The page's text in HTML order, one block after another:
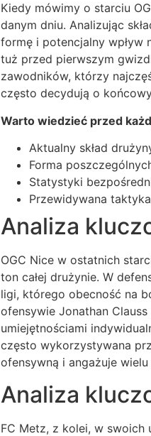
Kiedy mówimy o starciu
danym dniu. Analizując
formę i potencjalny wpływ
tuż przed pierwszym
zawodników, którzy
często decydują o
Warto wiedzieć przed
Aktualny skład
Forma
Statystyki
Przewidywana
Analiza
OGC Nice w ostatnich
ton całej drużynie. W
ligi, którego obecność na
ofensywie Jonathan
umiejętnościami
często wykorzystywana
ofensywną i angażuje
Analiza
FC Metz, z kolei, w swoich